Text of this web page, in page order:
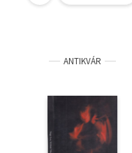
ANTIKVÁR